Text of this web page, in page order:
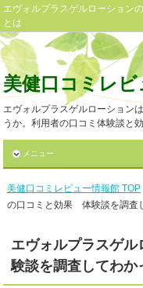
エヴォルプラスゲルローション
とは
美健口コミレ
エヴォルプラスゲルローション
うか。利用者の口コミ体験談と
メニュー
美健口コミレビュー情報館 TOP
の口コミと効果 体験談を調査
エヴォルプラスゲ
験談を調査してわか